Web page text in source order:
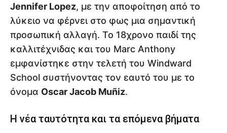
Jennifer Lopez, με την αποφοίτηση από το
λύκειο να φέρνει στο φως μια σημαντική
προσωπική αλλαγή. Το 18χρονο παιδί της
καλλιτέχνιδας και του Marc Anthony
εμφανίστηκε στην τελετή του Windward
School συστήνοντας τον εαυτό του με το
όνομα Oscar Jacob Muñiz.
Η νέα ταυτότητα και τα επόμενα βήματα